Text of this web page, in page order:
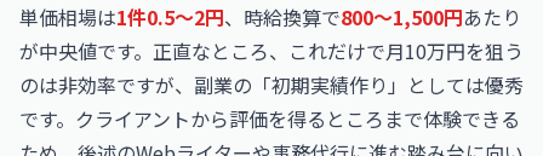
単価相場は1件0.5〜2円、時給換算で800〜1,500円あたり
が中央値です。正直なところ、これだけで月10万円を狙う
のは非効率ですが、副業の「初期実績作り」としては優秀
です。クライアントから評価を得るところまで体験できる